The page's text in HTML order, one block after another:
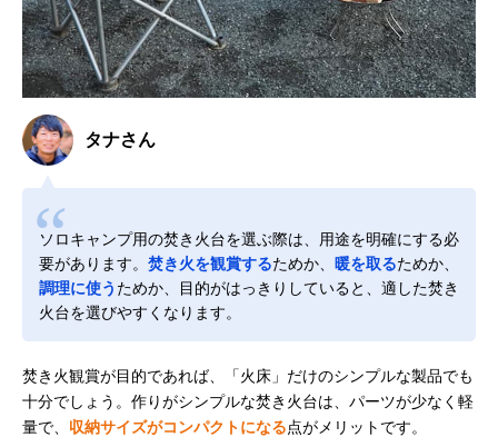
タナさん
ソロキャンプ用の焚き火台を選ぶ際は、用途を明確にする必
要があります。 焚き火を観賞するためか、 暖を取るためか、
調理に使う ためか、目的がはっきりしていると、適した焚き
火台を選びやすくなります。
焚き火観賞が目的であれば、「火床」だけのシンプルな製品でも
十分でしょう。作りがシンプルな焚き火台は、パーツが少なく軽
量で、 収納サイズがコンパクトになる点がメリットです。